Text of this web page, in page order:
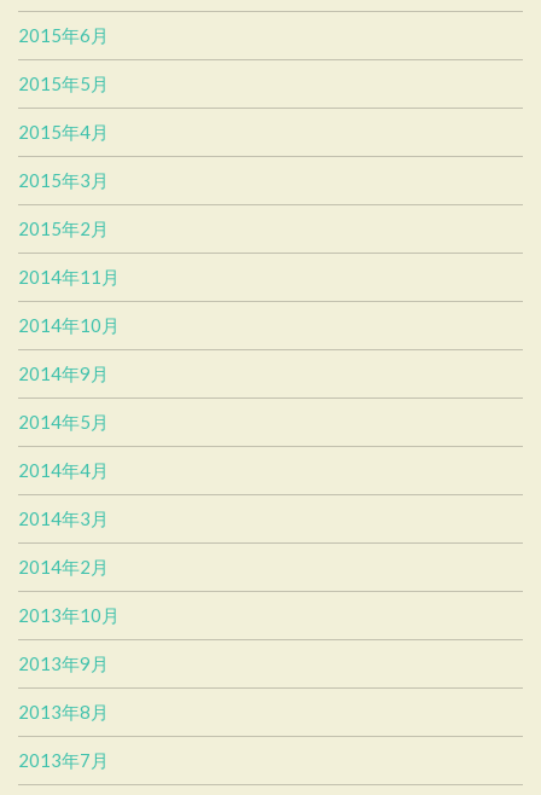
2015年6月
2015年5月
2015年4月
2015年3月
2015年2月
2014年11月
2014年10月
2014年9月
2014年5月
2014年4月
2014年3月
2014年2月
2013年10月
2013年9月
2013年8月
2013年7月